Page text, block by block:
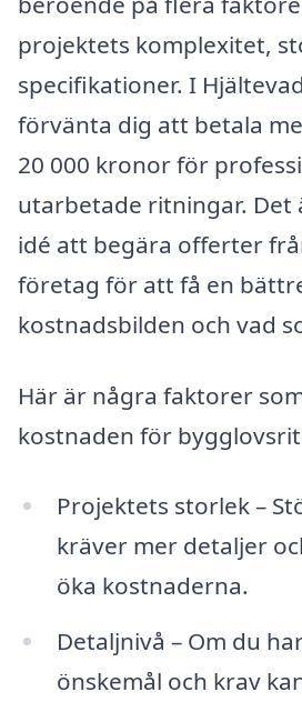
projektets komplexitet,
specifikationer. I
förvänta dig att betala
20 000 kronor för
utarbetade ritningar. Det
idé att begära offerter
företag för att få en
kostnadsbilden och vad
Här är några faktorer
kostnaden för
Projektets storlek –
kräver mer detaljer
öka kostnaderna.
Detaljnivå – Om du
önskemål och krav